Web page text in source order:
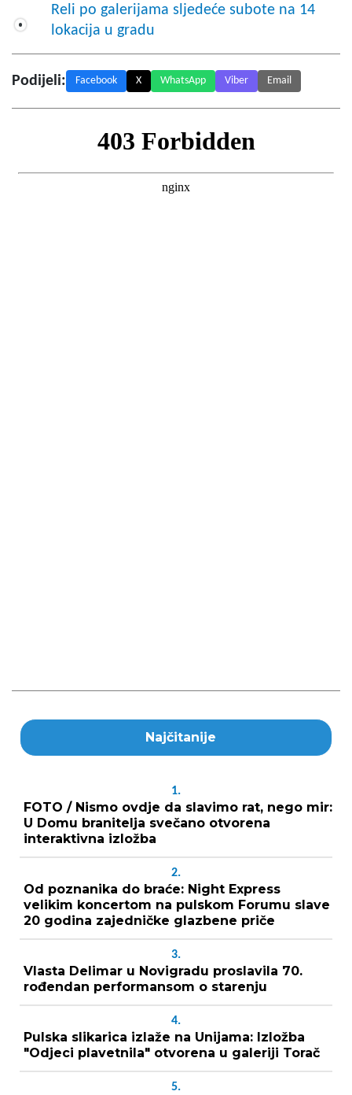
Reli po galerijama sljedeće subote na 14
lokacija u gradu
Podijeli: Facebook X WhatsApp Viber Email
Najčitanije
1.
FOTO / Nismo ovdje da slavimo rat, nego mir:
U Domu branitelja svečano otvorena
interaktivna izložba
2.
Od poznanika do braće: Night Express
velikim koncertom na pulskom Forumu slave
20 godina zajedničke glazbene priče
3.
Vlasta Delimar u Novigradu proslavila 70.
rođendan performansom o starenju
4.
Pulska slikarica izlaže na Unijama: Izložba
"Odjeci plavetnila" otvorena u galeriji Torač
5.